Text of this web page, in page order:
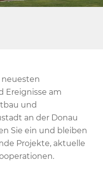
neuesten
Ereignisse am
und
an der Donau
Sie ein und bleiben
Projekte, aktuelle